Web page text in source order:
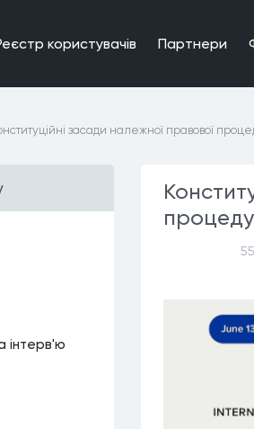
користувачiв Партнери
засади належної правової
iнтерв'ю